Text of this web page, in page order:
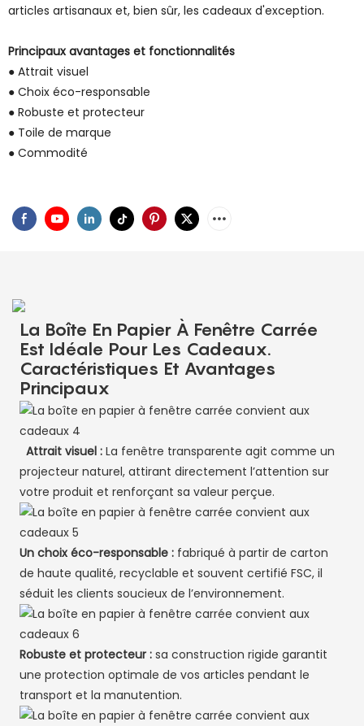
articles artisanaux et, bien sûr, les cadeaux d'exception.
Principaux avantages et fonctionnalités
● Attrait visuel
● Choix éco-responsable
● Robuste et protecteur
● Toile de marque
● Commodité
La Boîte En Papier À Fenêtre Carrée
Est Idéale Pour Les Cadeaux.
Caractéristiques Et Avantages
Principaux
Attrait visuel :La fenêtre transparente agit comme un
projecteur naturel, attirant directement l’attention sur
votre produit et renforçant sa valeur perçue.
Un choix éco-responsable :fabriqué à partir de carton
de haute qualité, recyclable et souvent certifié FSC, il
séduit les clients soucieux de l’environnement.
Robuste et protecteur :sa construction rigide garantit
une protection optimale de vos articles pendant le
transport et la manutention.